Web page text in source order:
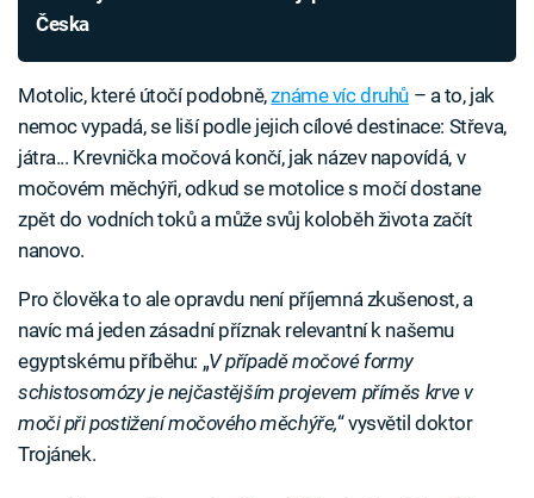
Česka
Motolic, které útočí podobně,známe víc druhů – a to, jak
nemoc vypadá, se liší podle jejich cílové destinace: Střeva,
játra... Krevnička močová končí, jak název napovídá, v
močovém měchýři, odkud se motolice s močí dostane
zpět do vodních toků a může svůj koloběh života začít
nanovo.
Pro člověka to ale opravdu není příjemná zkušenost, a
navíc má jeden zásadní příznak relevantní k našemu
egyptskému příběhu: „V případě močové formy
schistosomózy je nejčastějším projevem příměs krve v
moči při postižení močového měchýře,“ vysvětil doktor
Trojánek.